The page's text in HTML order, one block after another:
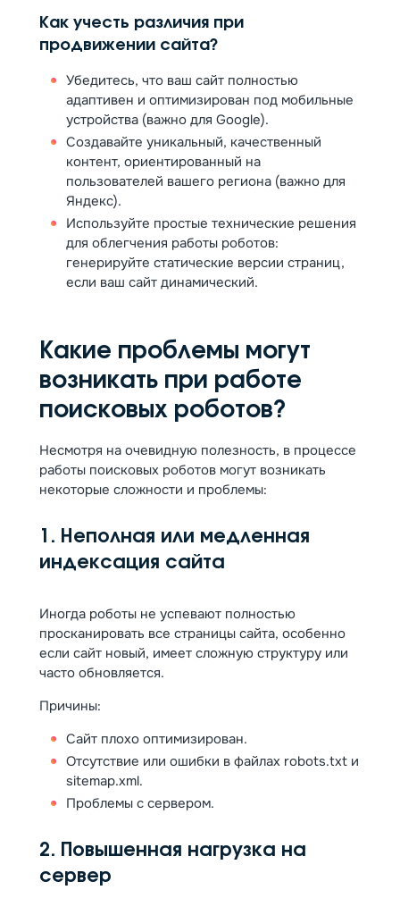
Как учесть различия при
продвижении сайта?
Убедитесь, что ваш сайт полностью
адаптивен и оптимизирован под мобильные
устройства (важно для Google).
Создавайте уникальный, качественный
контент, ориентированный на
пользователей вашего региона (важно для
Яндекс).
Используйте простые технические решения
для облегчения работы роботов:
генерируйте статические версии страниц,
если ваш сайт динамический.
Какие проблемы могут
возникать при работе
поисковых роботов?
Несмотря на очевидную полезность, в процессе
работы поисковых роботов могут возникать
некоторые сложности и проблемы:
1. Неполная или медленная
индексация сайта
Иногда роботы не успевают полностью
просканировать все страницы сайта, особенно
если сайт новый, имеет сложную структуру или
часто обновляется.
Причины:
Сайт плохо оптимизирован.
Отсутствие или ошибки в файлах robots.txt и
sitemap.xml.
Проблемы с сервером.
2. Повышенная нагрузка на
сервер